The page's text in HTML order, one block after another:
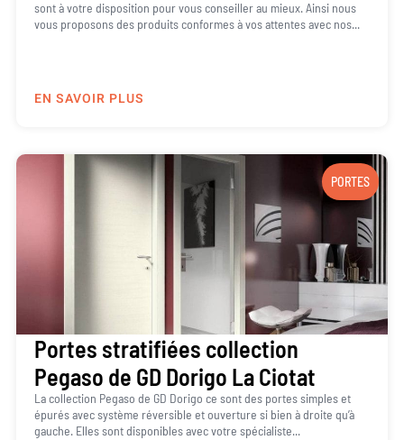
sont à votre disposition pour vous conseiller au mieux. Ainsi nous
vous proposons des produits conformes à vos attentes avec nos...
EN SAVOIR PLUS
PORTES
Portes stratifiées collection
Pegaso de GD Dorigo La Ciotat
La collection Pegaso de GD Dorigo ce sont des portes simples et
épurés avec système réversible et ouverture si bien à droite qu’à
gauche. Elles sont disponibles avec votre spécialiste...